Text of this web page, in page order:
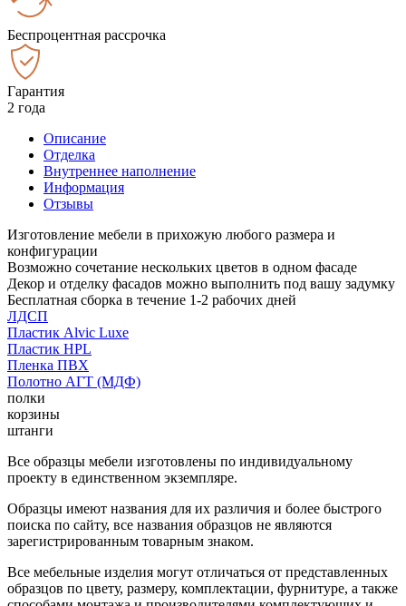
Беспроцентная рассрочка
Гарантия
2 года
Описание
Отделка
Внутреннее наполнение
Информация
Отзывы
Изготовление мебели в прихожую любого размера и
конфигурации
Возможно сочетание нескольких цветов в одном фасаде
Декор и отделку фасадов можно выполнить под вашу задумку
Бесплатная сборка в течение 1-2 рабочих дней
ЛДСП
Пластик Alvic Luxe
Пластик HPL
Пленка ПВХ
Полотно АГТ (МДФ)
полки
корзины
штанги
Все образцы мебели изготовлены по индивидуальному
проекту в единственном экземпляре.
Образцы имеют названия для их различия и более быстрого
поиска по сайту, все названия образцов не являются
зарегистрированным товарным знаком.
Все мебельные изделия могут отличаться от представленных
образцов по цвету, размеру, комплектации, фурнитуре, а также